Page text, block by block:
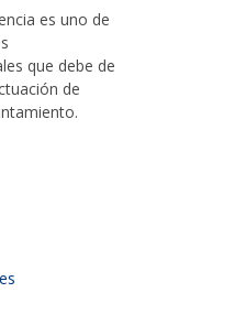
es uno de
que debe de
de